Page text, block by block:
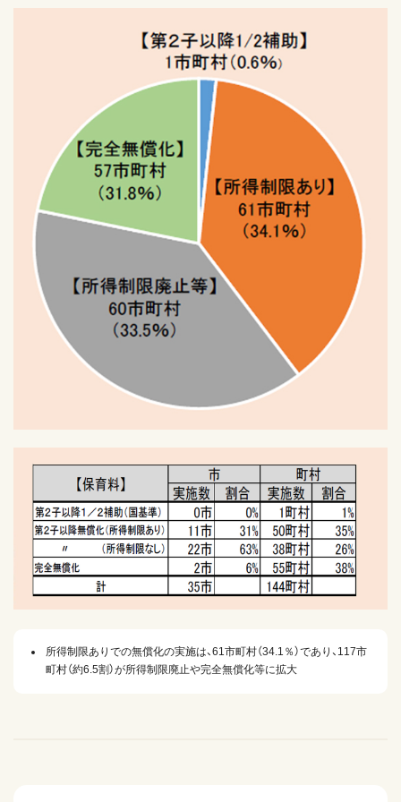
所得制限ありでの無償化の実施は、61市町村（34.1％）であり、117市
町村（約6.5割）が所得制限廃止や完全無償化等に拡大